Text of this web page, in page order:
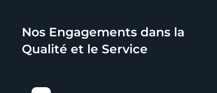
Nos Engagements dans la
Qualité et le Service